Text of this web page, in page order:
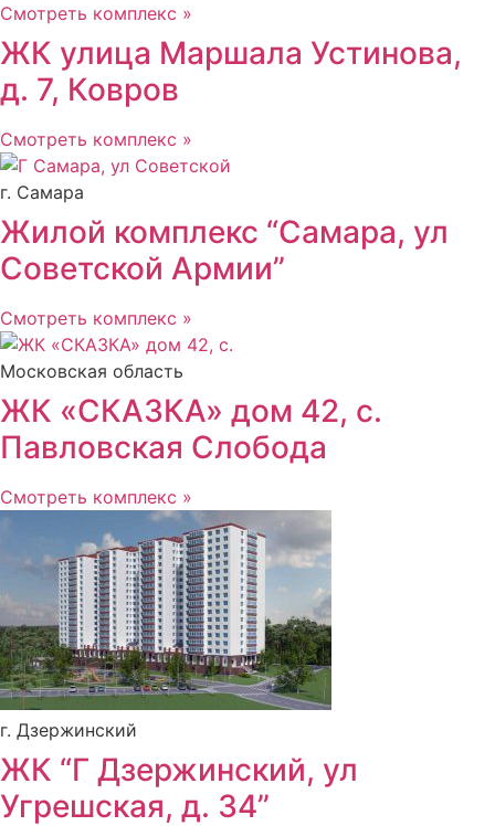
Смотреть комплекс »
ЖК улица Маршала Устинова,
д. 7, Ковров
Смотреть комплекс »
г. Самара
Жилой комплекс “Самара, ул
Советской Армии”
Смотреть комплекс »
Московская область
ЖК «СКАЗКА» дом 42, с.
Павловская Слобода
Смотреть комплекс »
г. Дзержинский
ЖК “Г Дзержинский, ул
Угрешская, д. 34”